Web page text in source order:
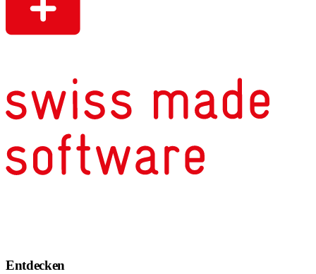
Entdecken